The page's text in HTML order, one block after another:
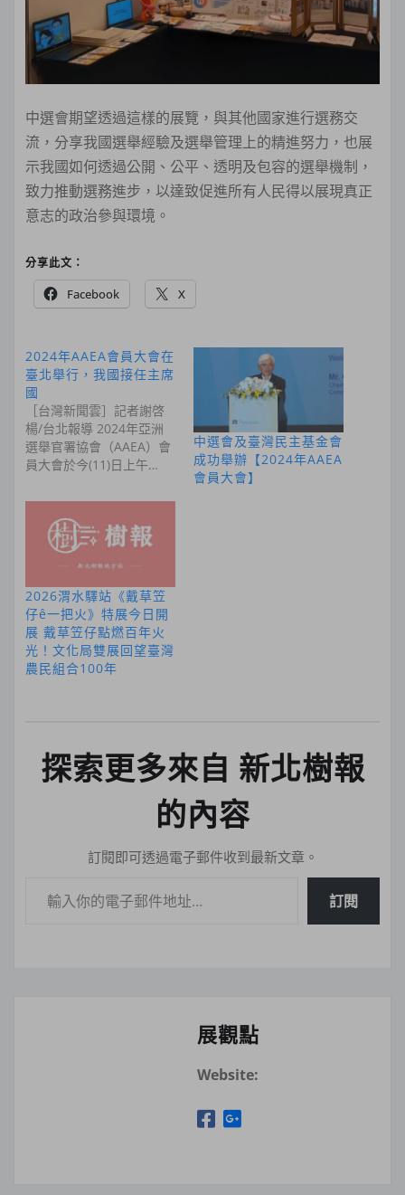
中選會期望透過這樣的展覽，與其他國家進行選務交
流，分享我國選舉經驗及選舉管理上的精進努力，也展
示我國如何透過公開、公平、透明及包容的選舉機制，
致力推動選務進步，以達致促進所有人民得以展現真正
意志的政治參與環境。
分享此文：
Facebook X
2024年AAEA會員大會在
臺北舉行，我國接任主席
國
［台灣新聞雲］記者謝啓
楊/台北報導 2024年亞洲
選舉官署協會（AAEA）會
員大會於今(11)日上午…
中選會及臺灣民主基金會
成功舉辦【2024年AAEA
會員大會】
2026渭水驛站《戴草笠
仔ê一把火》特展今日開
展 戴草笠仔點燃百年火
光！文化局雙展回望臺灣
農民組合100年
探索更多來自 新北樹報
的內容
訂閱即可透過電子郵件收到最新文章。
訂閱
展觀點
Website: